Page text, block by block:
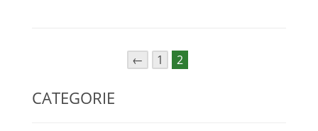
← 1 2
CATEGORIE